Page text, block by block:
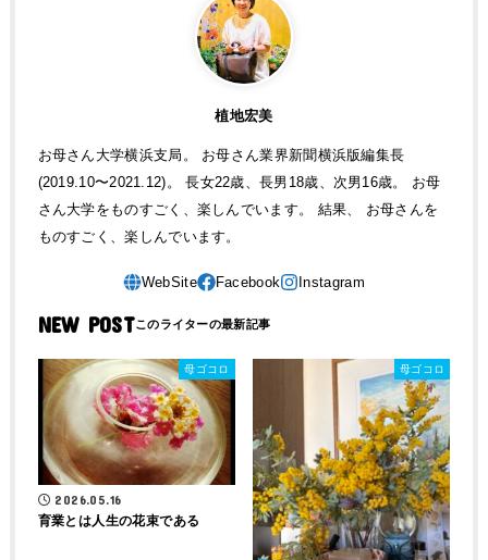
植地宏美
お母さん大学横浜支局。 お母さん業界新聞横浜版編集長
(2019.10〜2021.12)。 長女22歳、長男18歳、次男16歳。 お母
さん大学をものすごく、楽しんでいます。 結果、 お母さんを
ものすごく、楽しんでいます。
NEW POST
母ゴコロ
2026.05.16
育業とは人生の花束である
母ゴコロ